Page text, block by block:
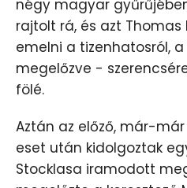
négy magyar
rajtolt rá, és azt
emelni a tizenhatosról,
megelőzve -
fölé.
Aztán az előző, már-
eset után kidolgoztak
Stocklasa iramodott